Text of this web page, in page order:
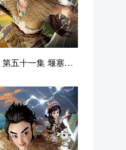
一集 堰塞湖